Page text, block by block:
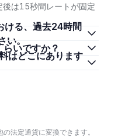
は15秒間レートが固定
。
らいですか？
法定通貨に変換できます。